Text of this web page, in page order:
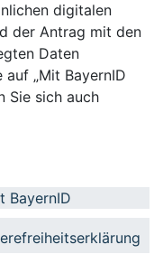
digitalen
der Antrag mit den
Daten
„Mit BayernID
Sie sich auch
BayernID